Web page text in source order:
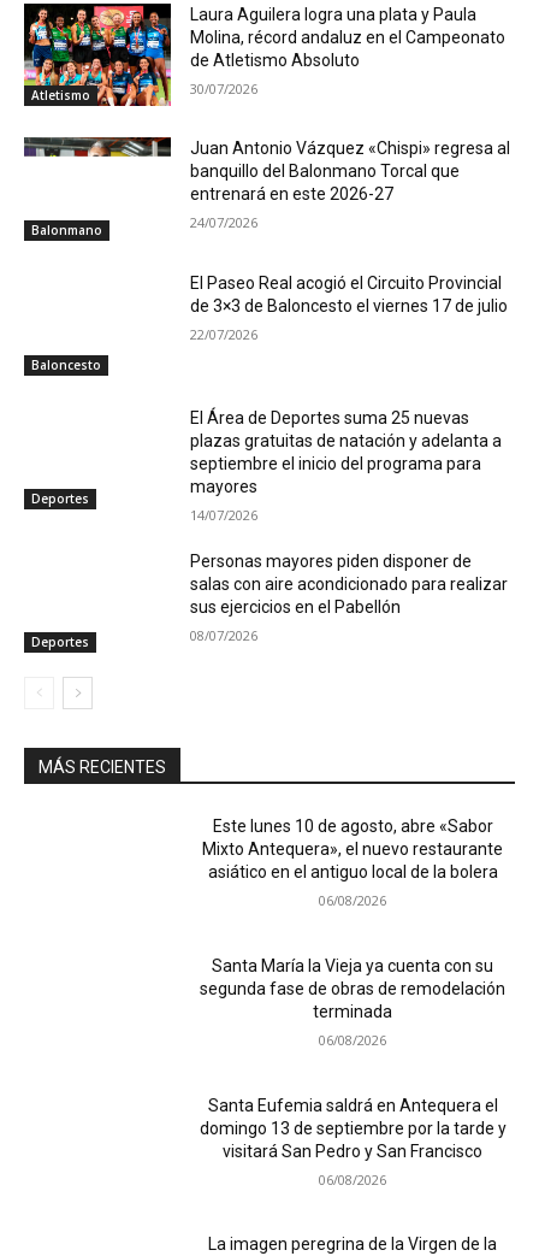
Atletismo
Laura Aguilera logra una plata y Paula
Molina, récord andaluz en el Campeonato
de Atletismo Absoluto
30/07/2026
Balonmano
Juan Antonio Vázquez «Chispi» regresa al
banquillo del Balonmano Torcal que
entrenará en este 2026-27
24/07/2026
Baloncesto
El Paseo Real acogió el Circuito Provincial
de 3×3 de Baloncesto el viernes 17 de julio
22/07/2026
Deportes
El Área de Deportes suma 25 nuevas
plazas gratuitas de natación y adelanta a
septiembre el inicio del programa para
mayores
14/07/2026
Deportes
Personas mayores piden disponer de
salas con aire acondicionado para realizar
sus ejercicios en el Pabellón
08/07/2026
MÁS RECIENTES
Este lunes 10 de agosto, abre «Sabor
Mixto Antequera», el nuevo restaurante
asiático en el antiguo local de la bolera
06/08/2026
Santa María la Vieja ya cuenta con su
segunda fase de obras de remodelación
terminada
06/08/2026
Santa Eufemia saldrá en Antequera el
domingo 13 de septiembre por la tarde y
visitará San Pedro y San Francisco
06/08/2026
La imagen peregrina de la Virgen de la